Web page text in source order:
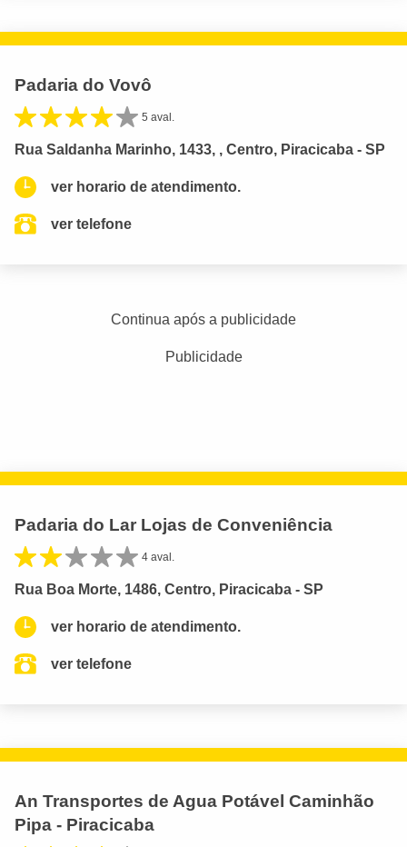
Padaria do Vovô
5 aval.
Rua Saldanha Marinho, 1433, , Centro, Piracicaba - SP
ver horario de atendimento.
ver telefone
Continua após a publicidade
Publicidade
Padaria do Lar Lojas de Conveniência
4 aval.
Rua Boa Morte, 1486, Centro, Piracicaba - SP
ver horario de atendimento.
ver telefone
An Transportes de Agua Potável Caminhão
Pipa - Piracicaba